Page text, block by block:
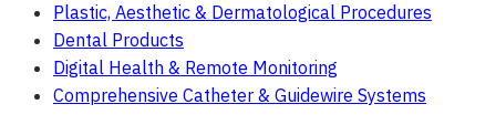
Plastic, Aesthetic & Dermatological Procedures
Dental Products
Digital Health & Remote Monitoring
Comprehensive Catheter & Guidewire Systems